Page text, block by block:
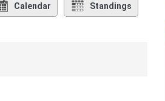
Calendar Standings